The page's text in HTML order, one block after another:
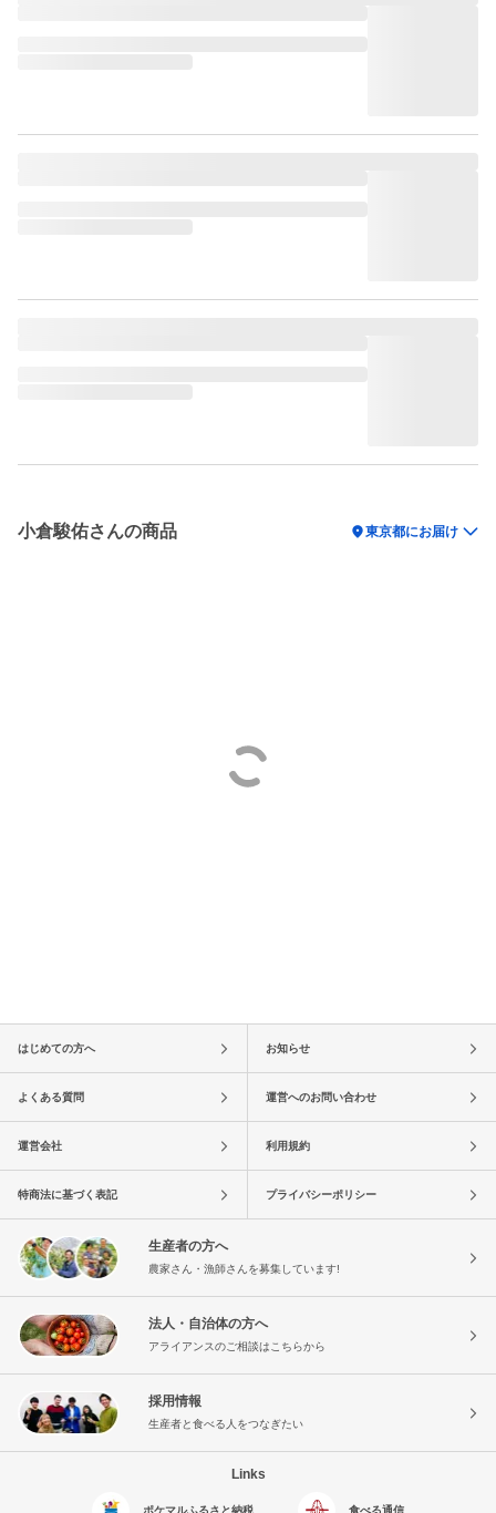
小倉駿佑さんの商品 location_on東京都にお届け
はじめての方へ お知らせ
よくある質問 運営へのお問い合わせ
運営会社 利用規約
特商法に基づく表記 プライバシーポリシー
生産者の方へ
農家さん・漁師さんを募集しています!
法人・自治体の方へ
アライアンスのご相談はこちらから
採用情報
生産者と食べる人をつなぎたい
Links
ポケマルふるさと納税 食べる通信